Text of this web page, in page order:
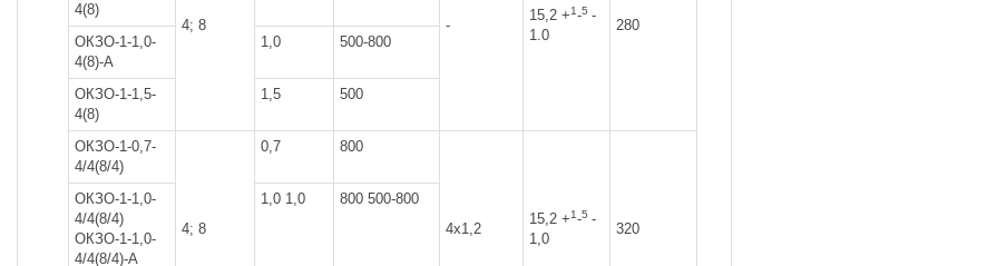
4; 8 -
15,2 +1-5 -
1.0
280
4(8)
ОКЗО-1-1,0-
4(8)-А
1,0 500-800
ОКЗО-1-1,5-
4(8)
1,5 500
ОКЗО-1-0,7-
4/4(8/4)
4; 8
0,7 800
4x1,2
15,2 +1-5 -
1,0
320
ОКЗО-1-1,0-
4/4(8/4)
ОКЗО-1-1,0-
4/4(8/4)-А
1,0 1,0 800 500-800